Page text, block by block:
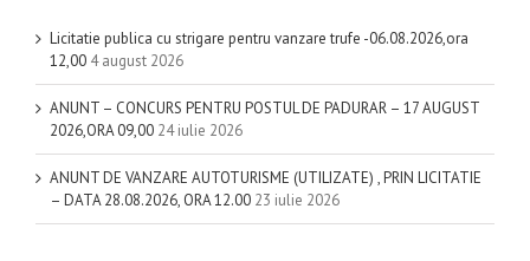
Licitatie publica cu strigare pentru vanzare trufe -06.08.2026,ora
12,00 4 august 2026
ANUNT – CONCURS PENTRU POSTUL DE PADURAR – 17 AUGUST
2026,ORA 09,00 24 iulie 2026
ANUNT DE VANZARE AUTOTURISME (UTILIZATE) , PRIN LICITATIE
– DATA 28.08.2026, ORA 12.00 23 iulie 2026